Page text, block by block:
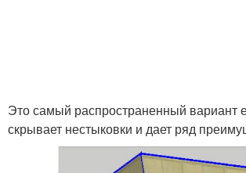
Это самый распространенный вариант
скрывает нестыковки и дает ряд